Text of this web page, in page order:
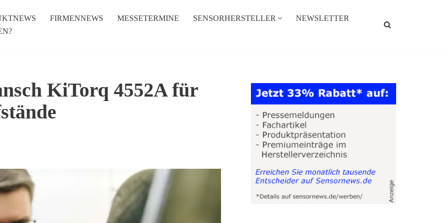
FIRMENNEWS MESSETERMINE SENSORHERSTELLER
NEWSLETTER
KiTorq 4552A für